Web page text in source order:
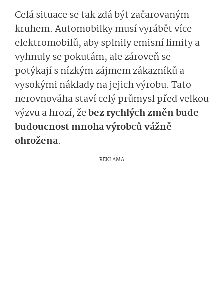
Celá situace se tak zdá být začarovaným
kruhem. Automobilky musí vyrábět více
elektromobilů, aby splnily emisní limity a
vyhnuly se pokutám, ale zároveň se
potýkají s nízkým zájmem zákazníků a
vysokými náklady na jejich výrobu. Tato
nerovnováha staví celý průmysl před velkou
výzvu a hrozí, žebez rychlých změn bude
budoucnost mnoha výrobců vážně
ohrožena.